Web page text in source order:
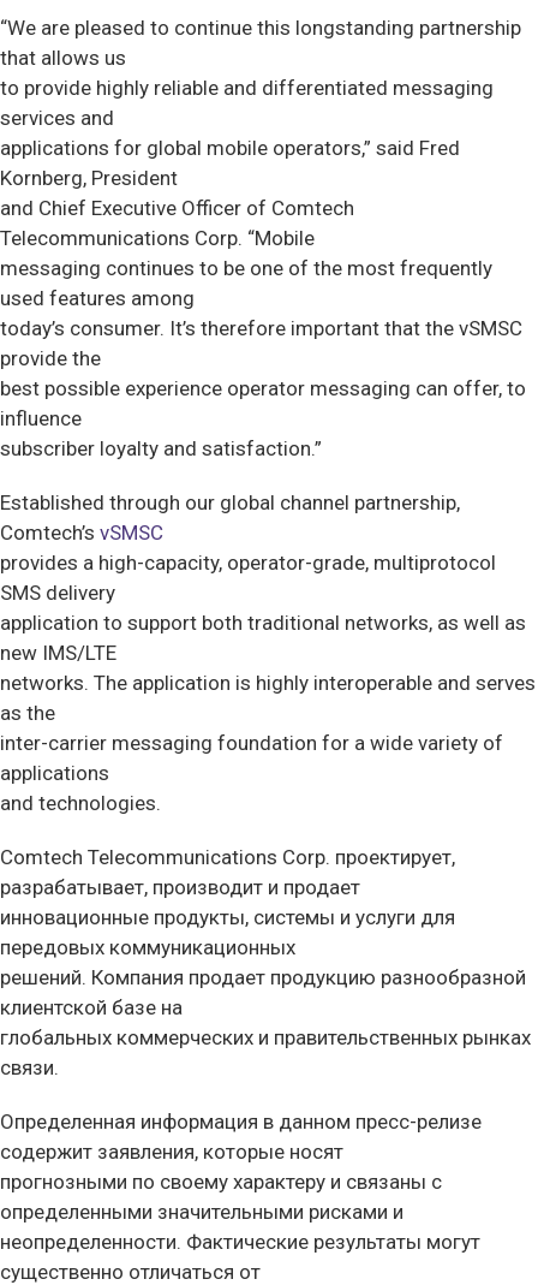
“We are pleased to continue this longstanding partnership
that allows us
to provide highly reliable and differentiated messaging
services and
applications for global mobile operators,” said Fred
Kornberg, President
and Chief Executive Officer of Comtech
Telecommunications Corp. “Mobile
messaging continues to be one of the most frequently
used features among
today’s consumer. It’s therefore important that the vSMSC
provide the
best possible experience operator messaging can offer, to
influence
subscriber loyalty and satisfaction.”
Established through our global channel partnership,
Comtech’s vSMSC
provides a high-capacity, operator-grade, multiprotocol
SMS delivery
application to support both traditional networks, as well as
new IMS/LTE
networks. The application is highly interoperable and serves
as the
inter-carrier messaging foundation for a wide variety of
applications
and technologies.
Comtech Telecommunications Corp. проектирует,
разрабатывает, производит и продает
инновационные продукты, системы и услуги для
передовых коммуникационных
решений. Компания продает продукцию разнообразной
клиентской базе на
глобальных коммерческих и правительственных рынках
связи.
Определенная информация в данном пресс-релизе
содержит заявления, которые носят
прогнозными по своему характеру и связаны с
определенными значительными рисками и
неопределенности. Фактические результаты могут
существенно отличаться от